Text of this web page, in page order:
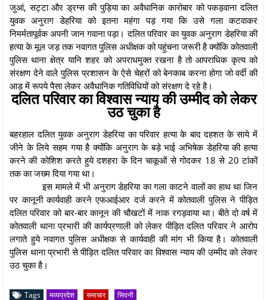
जुआं, सट्टा और ड्रग्स की पुड़िया का अवैधानिक कारोबार को पकड़वाना दलित
युवक अनुराग डेहरिया को इतना महंगा पड़ गया कि उसे गला कटवाकर
निमर्मतापूर्वक अपनी जान गवाना पड़ा। दलित परिवार का युवक अनुराग डेहरिया की
हत्या के मूल जड़ तक नवागत पुलिस अधीक्षक को पहुंचना जरूरी है क्योंकि कोतवाली
पुलिस थाना क्षेत्र यानि शहर को अपराधमुक्त रखना है तो आपराधिक कृत्य को
संरक्षण देने वाले पुलिस प्रशासन के ऐसे चेहरों को बेनकाब करना होगा जो वर्दी की
आड़ में रूपये पैसा लेकर अवैधानिक गतिविधियों को संरक्षण दे रहे है।
दलित परिवार का विश्वास न्याय की उम्मीद को लेकर
उठ चुका है
बहरहाल दलित युवक अनुराग डेहरिया का परिवार हत्या के बाद दहशत के साये में
जीने के लिये सहम गया है क्योंकि अनुराग के बड़े भाई अभिषेक डेहरिया की हत्या
करने की कोशिश करते हुये दशहरा के दिन चाकूओं से गोदकर 18 से 20 टांकों
तक का जख्म दिया गया था।
इस मामले में भी अनुराग डेहरिया का गला काटने वालों का हाथ था जिन
पर कानूनी कार्यवाही करने एफआईआर दर्ज करने में कोतवाली पुलिस ने पीड़ित
दलित परिवार को बार-बार कानून की चौखटों में नाक रगड़वाया था। बीते दो वर्ष में
कोतवाली थाना प्रभारी की कार्यप्रणाली को लेकर पीड़ित दलित परिवार ने आरोप
लगाते हुये नवागत पुलिस अधीक्षक से कार्यवाही की मांग भी किया है। कोतवाली
पुलिस थाना प्रभारी से पीड़ित दलित परिवार का विश्वास न्याय की उम्मीद को लेकर
उठ चुका है।
Tags मध्यप्रदेश समाचार सिवनी